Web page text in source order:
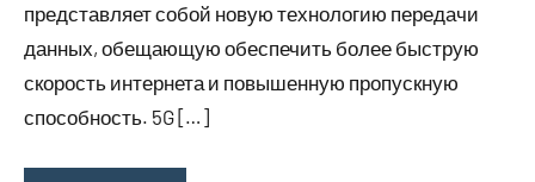
представляет собой новую технологию передачи
данных, обещающую обеспечить более быструю
скорость интернета и повышенную пропускную
способность. 5G […]